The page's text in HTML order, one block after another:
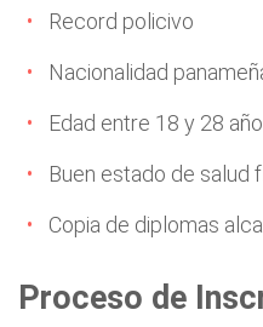
Record policivo
Nacionalidad
Edad entre 18 y 28
Buen estado de salud
Copia de diplomas
Proceso de